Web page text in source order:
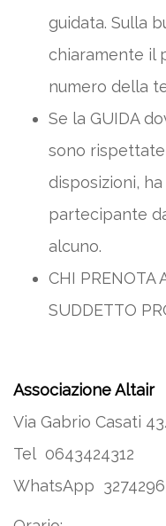
guidata. Sulla
chiaramente il
numero della
Se la GUIDA
sono
disposizioni,
partecipante
alcuno.
CHI PRENOTA
SUDDETTO
Associazione Altair
Via Gabrio Casati
Tel 0643424312
WhatsApp